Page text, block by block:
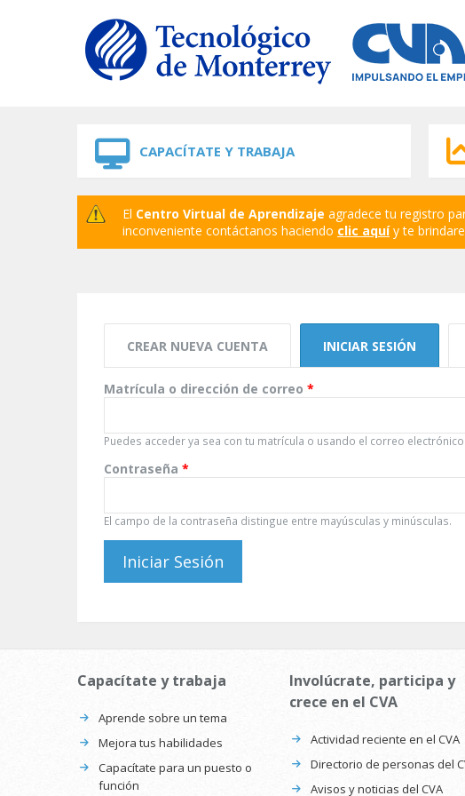
CAPACÍTATE Y TRABAJA
El Centro Virtual de Aprendizaje agradece tu registro
inconveniente contáctanos haciendo clic aquíy te
Solapas principales
CREAR NUEVA CUENTA INICIAR SESIÓN
Matrícula o dirección de correo *
Puedes acceder ya sea con tu matrícula o usando el correo
Contraseña *
El campo de la contraseña distingue entre mayúsculas y minúsculas.
Capacítate y trabaja
Aprende sobre un tema
Mejora tus habilidades
Capacítate para un puesto o
función
Involúcrate, participa y
crece en el CVA
Actividad reciente en el CVA
Directorio de personas del
Avisos y noticias del CVA